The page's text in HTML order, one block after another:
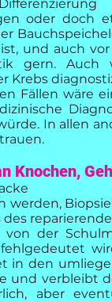
oder doch
und auch
gern. Auch
Krebs
Fällen wäre
In allen
Knochen,
werden,
des
der
in den
und verbleibt
aber